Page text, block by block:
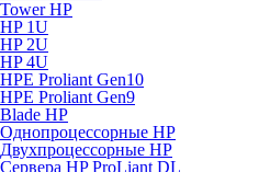
Tower HP
HP 1U
HP 2U
HP 4U
HPE Proliant Gen10
HPE Proliant Gen9
Blade HP
Однопроцессорные HP
Двухпроцессорные HP
Сервера HP ProLiant DL